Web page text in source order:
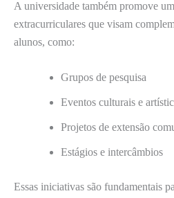
A universidade também promove
extracurriculares que visam
alunos, como:
Grupos de pesquisa
Eventos culturais e
Projetos de extensão
Estágios e intercâmbios
Essas iniciativas são fundamentais